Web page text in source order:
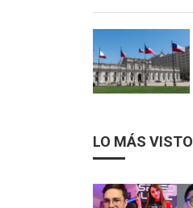
LO MÁS VISTO